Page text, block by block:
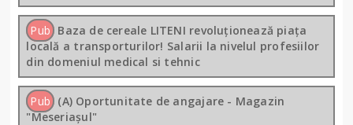
Pub Baza de cereale LITENI revoluționează piața
locală a transporturilor! Salarii la nivelul profesiilor
din domeniul medical si tehnic
Pub (A) Oportunitate de angajare - Magazin
"Meseriașul"